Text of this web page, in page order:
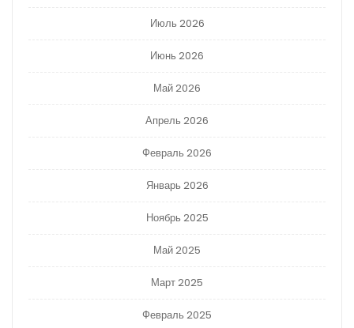
Июль 2026
Июнь 2026
Май 2026
Апрель 2026
Февраль 2026
Январь 2026
Ноябрь 2025
Май 2025
Март 2025
Февраль 2025